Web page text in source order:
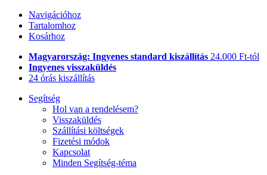
Navigációhoz
Tartalomhoz
Kosárhoz
Magyarország: Ingyenes standard kiszállítás 24.000 Ft-tól
Ingyenes visszaküldés
24 órás kiszállítás
Segítség
Hol van a rendelésem?
Visszaküldés
Szállítási költségek
Fizetési módok
Kapcsolat
Minden Segítség-téma